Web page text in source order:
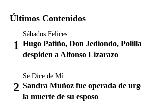
Últimos Contenidos
Sábados Felices
Hugo Patiño, Don Jediondo,
despiden a Alfonso Lizarazo
Se Dice de Mí
Sandra Muñoz fue operada de
la muerte de su esposo